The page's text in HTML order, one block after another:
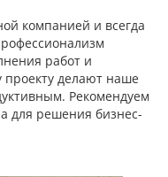
компанией и всегда
работ и
проекту делают наше
Рекомендуем
для решения бизнес-